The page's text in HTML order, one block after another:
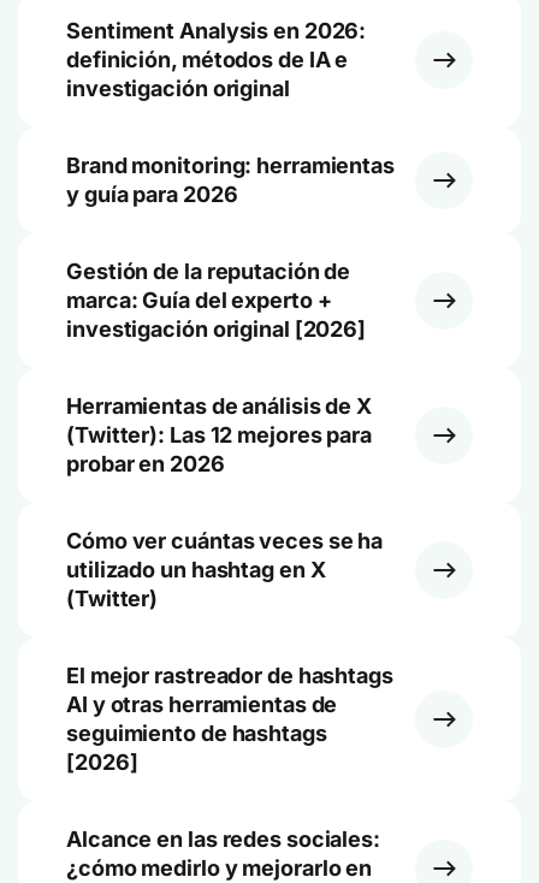
Sentiment Analysis en 2026:
definición, métodos de IA e
investigación original
Brand monitoring: herramientas
y guía para 2026
Gestión de la reputación de
marca: Guía del experto +
investigación original [2026]
Herramientas de análisis de X
(Twitter): Las 12 mejores para
probar en 2026
Cómo ver cuántas veces se ha
utilizado un hashtag en X
(Twitter)
El mejor rastreador de hashtags
AI y otras herramientas de
seguimiento de hashtags
[2026]
Alcance en las redes sociales:
¿cómo medirlo y mejorarlo en